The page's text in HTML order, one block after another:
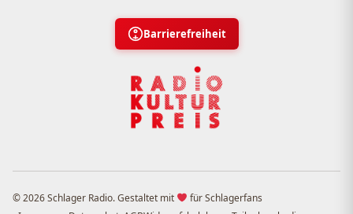
Barrierefreiheit
© 2026 Schlager Radio. Gestaltet mit
für Schlagerfans